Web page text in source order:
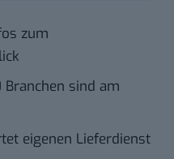
zum
Branchen sind am
eigenen Lieferdienst